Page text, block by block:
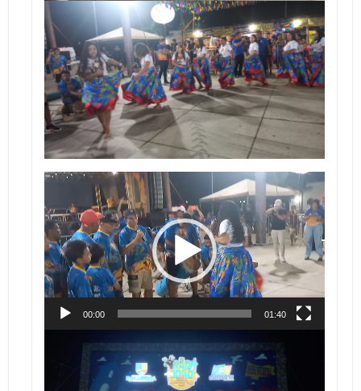
Tocador
vídeo
00:00 01:40